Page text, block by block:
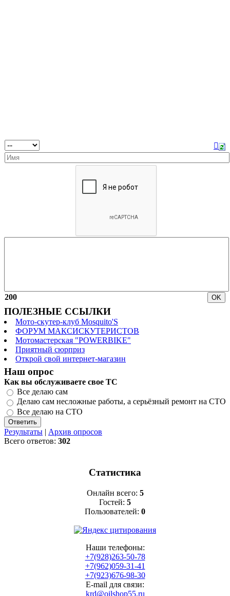
200
ПОЛЕЗНЫЕ ССЫЛКИ
Мото-скутер-клуб Mosquito'S
ФОРУМ МАКСИСКУТЕРИСТОВ
Мотомастерская "POWERBIKE"
Приятный сюрприз
Открой свой интернет-магазин
Наш опрос
Как вы обслуживаете свое ТС
Все делаю сам
Делаю сам несложные работы, а серьёзный ремонт на СТО
Все делаю на СТО
Результаты | Архив опросов
Всего ответов: 302
Статистика
Онлайн всего: 5
Гостей: 5
Пользователей: 0
Наши телефоны:
+7(928)263-50-78
+7(962)059-31-41
+7(923)676-98-30
E-mail для связи:
krd@oilshop55.ru